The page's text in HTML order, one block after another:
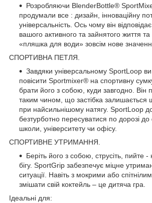
Розробляючи BlenderBottle®
продумали все : дизайн, інноваційну
універсальність. Ось чому він
вашого активного та зайнятого життя
«пляшка для води» зовсім нове
СПОРТИВНА ПЕТЛЯ.
Завдяки універсальному SportLoop
повісити Sportmixer® на спортивну
брати його з собою, куди завгодно. Він
таким чином, що застібка залишається
при найсильнішому натягу. SportLoop
безтурботно пересуватися по дорозі до
школи, університету чи офісу.
СПОРТИВНЕ УТРИМАННЯ.
Беріть його з собою, струсіть, пийте -
бігу. SportGrip забезпечує міцне
ситуації. Навіть з мокрими або
змішати свій коктейль – це дитяча гра.
Ідеальні для: